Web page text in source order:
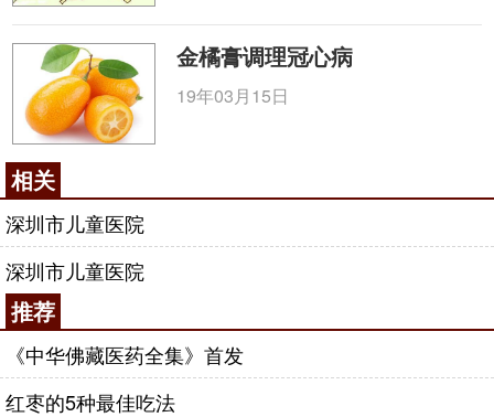
金橘膏调理冠心病
19年03月15日
相关
深圳市儿童医院
深圳市儿童医院
推荐
《中华佛藏医药全集》首发
红枣的5种最佳吃法